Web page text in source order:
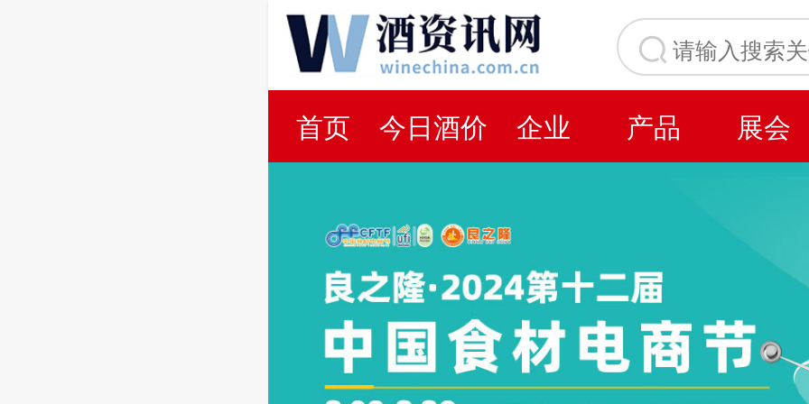
首页 今日酒价 企业 产品
展会